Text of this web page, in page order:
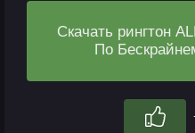
Скачать рингтон
По